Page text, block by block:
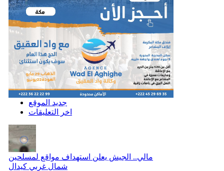
جديد الموقع
اخر التعليقات
مالي.. الجيش يعلن استهداف مواقع لمسلحين
شمال غربي كيدال